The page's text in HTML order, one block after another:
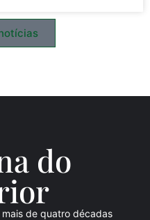
do
r
de quatro décadas